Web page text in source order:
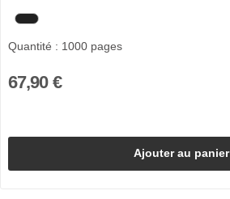
Quantité : 1000 pages
67,90 €
Ajouter au panier